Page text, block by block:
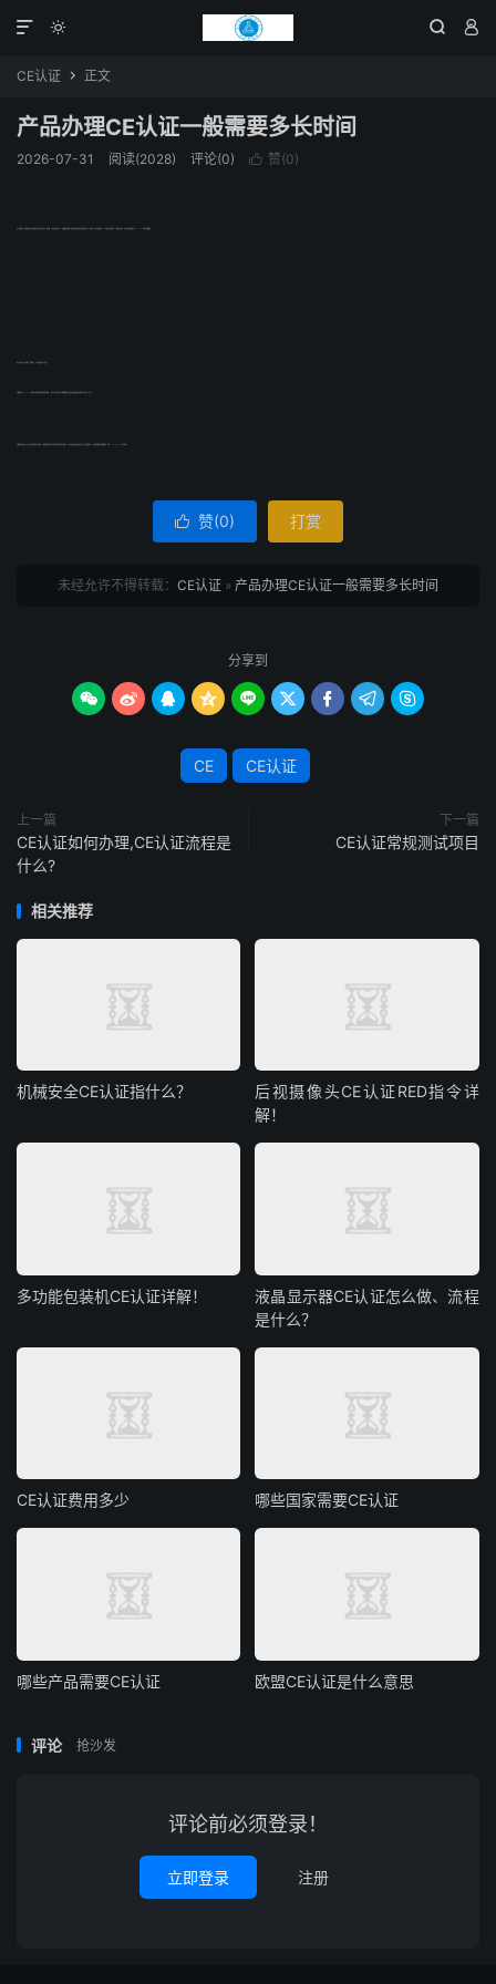
  

CE认证  正文
产品办理CE认证一般需要多长时间
2026-07-31 阅读(2028) 评论(0)  赞(0)
 赞(0) 打赏
未经允许不得转载： CE认证 » 产品办理CE认证一般需要多长时间
分享到
        
CE CE认证
上一篇
CE认证如何办理,CE认证流程是
什么?
下一篇
CE认证常规测试项目
相关推荐
机械安全CE认证指什么？
后视摄像头CE认证RED指令详
解！
多功能包装机CE认证详解！
液晶显示器CE认证怎么做、流程
是什么？
CE认证费用多少 哪些国家需要CE认证
哪些产品需要CE认证 欧盟CE认证是什么意思
评论 抢沙发
评论前必须登录！
立即登录 注册